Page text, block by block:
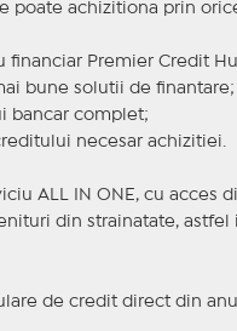
poate achizitiona prin
financiar Premier Credit
bune solutii de finantare;
bancar complet;
necesar achizitiei.
ALL IN ONE, cu acces
din strainatate,
de credit direct din